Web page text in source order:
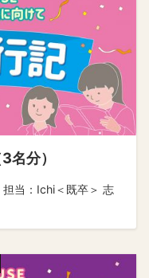
分）
当：Ichi＜既卒＞ 志